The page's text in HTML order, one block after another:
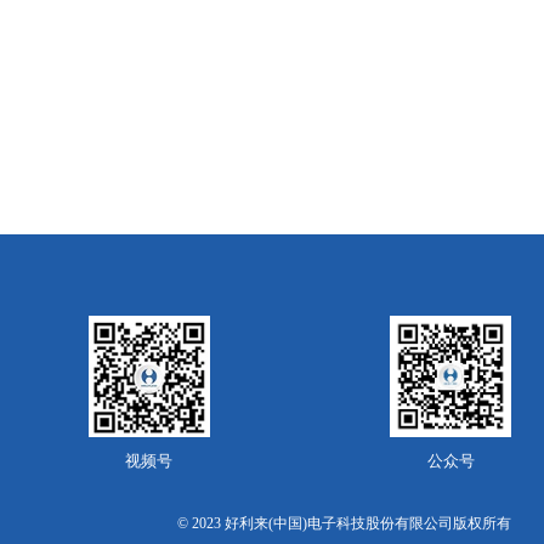
视频号 公众号
© 2023 好利来(中国)电子科技股份有限公司版权所有